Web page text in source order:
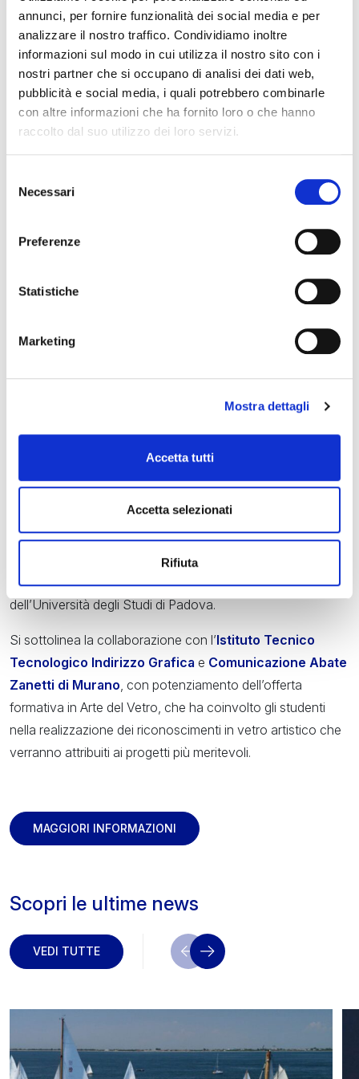
annunci, per fornire funzionalità dei social media e per
analizzare il nostro traffico. Condividiamo inoltre
informazioni sul modo in cui utilizza il nostro sito con i
nostri partner che si occupano di analisi dei dati web,
pubblicità e social media, i quali potrebbero combinarle
con altre informazioni che ha fornito loro o che hanno
raccolto dal suo utilizzo dei loro servizi.
delNecessari
Preferenze
Statistiche
Marketing
Mostra dettagli
Accetta tutti
Accetta selezionati
Rifiuta
di MASE generators SpA, Andrea Ratti, docente di
yacht design presso il Dipartimento di Design del
Politecnico di Milano.
Inoltre, verrà affiancata all’esposizione dei progetti
selezionati nell’ambito del bando la presenza dei migliori
progetti provenienti da un’Università italiana selezionata dal
verrà presentata per la prima
volta in questa edizione del Salone, accogliendo gli
elaborati maggiormente rappresentativi e innovativi frutto
della ricerca accademica dell’Ateneo prescelto. Per la prima
edizione il Comitato Scientifico ha voluto valorizzare
Studi di Genova – Promostudi – Campus Universitario – La
studenteschi del Polito Sailing Team, gruppo studentesco
del Dipartimento di Ingegneria Meccanica e Aerospaziale –
Politecnico di Torino, dell’Audace Sailing Team del
Dipartimento di Ingegneria e Architettura dell’Università
degli Studi di Trieste e del Mètis Vela Unipd, il team velico
dell’Università degli Studi di Padova.
Si sottolinea la collaborazione con l’Istituto Tecnico
Tecnologico Indirizzo Grafica e Comunicazione Abate
Zanetti di Murano, con potenziamento dell’offerta
formativa in Arte del Vetro, che ha coinvolto gli studenti
nella realizzazione dei riconoscimenti in vetro artistico che
verranno attribuiti ai progetti più meritevoli.
MAGGIORI INFORMAZIONI
Scopri le ultime news
VEDI TUTTE